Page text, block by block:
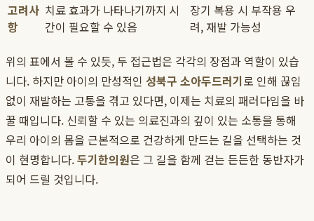
고려사
항
치료 효과가 나타나기까지 시
간이 필요할 수 있음
장기 복용 시 부작용 우
려, 재발 가능성
위의 표에서 볼 수 있듯, 두 접근법은 각각의 장점과 역할이 있습
니다. 하지만 아이의 만성적인 성북구 소아두드러기로 인해 끊임
없이 재발하는 고통을 겪고 있다면, 이제는 치료의 패러다임을 바
꿀 때입니다. 신뢰할 수 있는 의료진과의 깊이 있는 소통을 통해
우리 아이의 몸을 근본적으로 건강하게 만드는 길을 선택하는 것
이 현명합니다.두기한의원은 그 길을 함께 걷는 든든한 동반자가
되어 드릴 것입니다.